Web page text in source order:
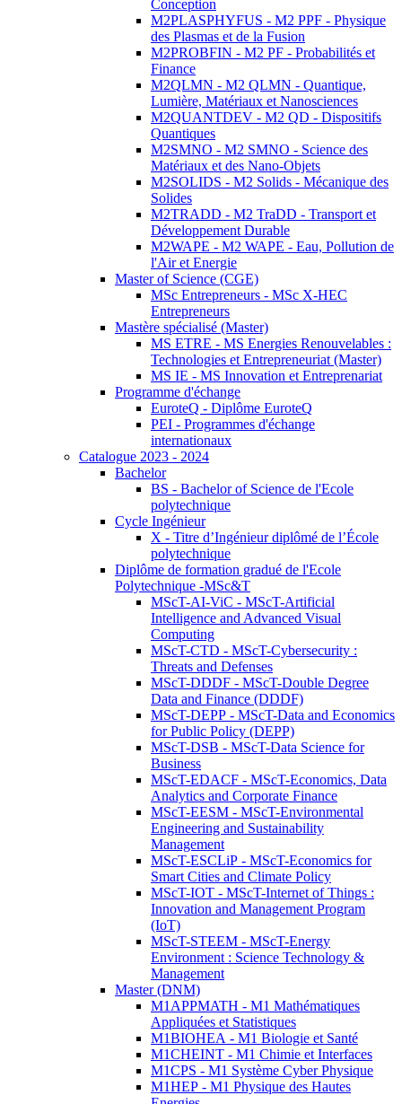
Conception
M2PLASPHYFUS - M2 PPF - Physique
des Plasmas et de la Fusion
M2PROBFIN - M2 PF - Probabilités et
Finance
M2QLMN - M2 QLMN - Quantique,
Lumière, Matériaux et Nanosciences
M2QUANTDEV - M2 QD - Dispositifs
Quantiques
M2SMNO - M2 SMNO - Science des
Matériaux et des Nano-Objets
M2SOLIDS - M2 Solids - Mécanique des
Solides
M2TRADD - M2 TraDD - Transport et
Développement Durable
M2WAPE - M2 WAPE - Eau, Pollution de
l'Air et Energie
Master of Science (CGE)
MSc Entrepreneurs - MSc X-HEC
Entrepreneurs
Mastère spécialisé (Master)
MS ETRE - MS Energies Renouvelables :
Technologies et Entrepreneuriat (Master)
MS IE - MS Innovation et Entreprenariat
Programme d'échange
EuroteQ - Diplôme EuroteQ
PEI - Programmes d'échange
internationaux
Catalogue 2023 - 2024
Bachelor
BS - Bachelor of Science de l'Ecole
polytechnique
Cycle Ingénieur
X - Titre d’Ingénieur diplômé de l’École
polytechnique
Diplôme de formation gradué de l'Ecole
Polytechnique -MSc&T
MScT-AI-ViC - MScT-Artificial
Intelligence and Advanced Visual
Computing
MScT-CTD - MScT-Cybersecurity :
Threats and Defenses
MScT-DDDF - MScT-Double Degree
Data and Finance (DDDF)
MScT-DEPP - MScT-Data and Economics
for Public Policy (DEPP)
MScT-DSB - MScT-Data Science for
Business
MScT-EDACF - MScT-Economics, Data
Analytics and Corporate Finance
MScT-EESM - MScT-Environmental
Engineering and Sustainability
Management
MScT-ESCLiP - MScT-Economics for
Smart Cities and Climate Policy
MScT-IOT - MScT-Internet of Things :
Innovation and Management Program
(IoT)
MScT-STEEM - MScT-Energy
Environment : Science Technology &
Management
Master (DNM)
M1APPMATH - M1 Mathématiques
Appliquées et Statistiques
M1BIOHEA - M1 Biologie et Santé
M1CHEINT - M1 Chimie et Interfaces
M1CPS - M1 Système Cyber Physique
M1HEP - M1 Physique des Hautes